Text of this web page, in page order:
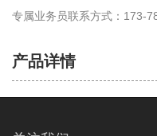
专属业务员联系方式：173-
产品详情